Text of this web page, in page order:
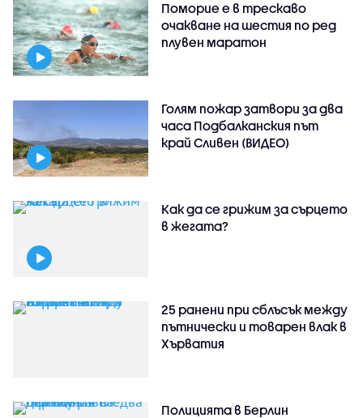
Поморие е в трескаво
очакване на шестия по ред
плувен маратон
Голям пожар затвори за два
часа Подбалканския път
край Сливен (ВИДЕО)
Как да се грижим за сърцето
в жегата?
25 ранени при сблъсък между
пътнически и товарен влак в
Хърватия
Полицията в Берлин